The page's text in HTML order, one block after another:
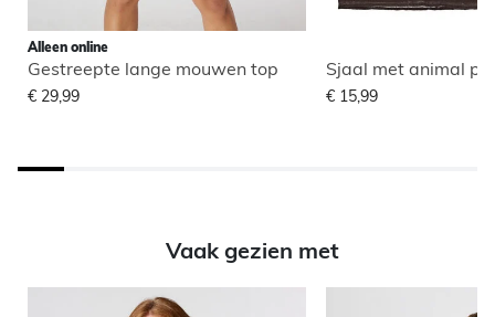
Alleen online
Gestreepte lange mouwen top
€ 29,99
Sjaal met animal
€ 15,99
Vaak gezien met